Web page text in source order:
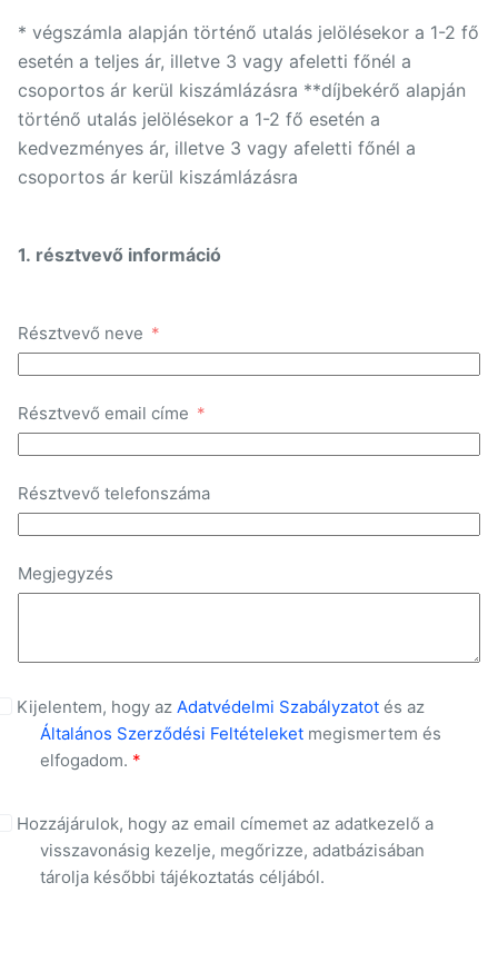
* végszámla alapján történő utalás jelölésekor a 1-2 fő
esetén a teljes ár, illetve 3 vagy afeletti főnél a
csoportos ár kerül kiszámlázásra **díjbekérő alapján
történő utalás jelölésekor a 1-2 fő esetén a
kedvezményes ár, illetve 3 vagy afeletti főnél a
csoportos ár kerül kiszámlázásra
1. résztvevő információ
Résztvevő neve
Résztvevő email címe
Résztvevő telefonszáma
Megjegyzés
Kijelentem, hogy azAdatvédelmi Szabályzatot és az
Általános Szerződési Feltételeket megismertem és
elfogadom. *
Hozzájárulok, hogy az email címemet az adatkezelő a
visszavonásig kezelje, megőrizze, adatbázisában
tárolja későbbi tájékoztatás céljából.